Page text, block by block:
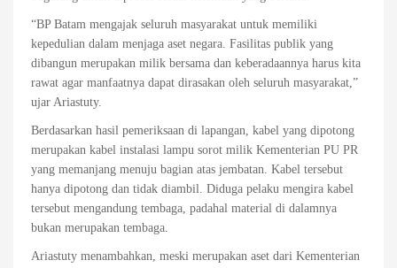
“BP Batam mengajak seluruh masyarakat untuk memiliki
kepedulian dalam menjaga aset negara. Fasilitas publik yang
dibangun merupakan milik bersama dan keberadaannya harus kita
rawat agar manfaatnya dapat dirasakan oleh seluruh masyarakat,”
ujar Ariastuty.
Berdasarkan hasil pemeriksaan di lapangan, kabel yang dipotong
merupakan kabel instalasi lampu sorot milik Kementerian PU PR
yang memanjang menuju bagian atas jembatan. Kabel tersebut
hanya dipotong dan tidak diambil. Diduga pelaku mengira kabel
tersebut mengandung tembaga, padahal material di dalamnya
bukan merupakan tembaga.
Ariastuty menambahkan, meski merupakan aset dari Kementerian